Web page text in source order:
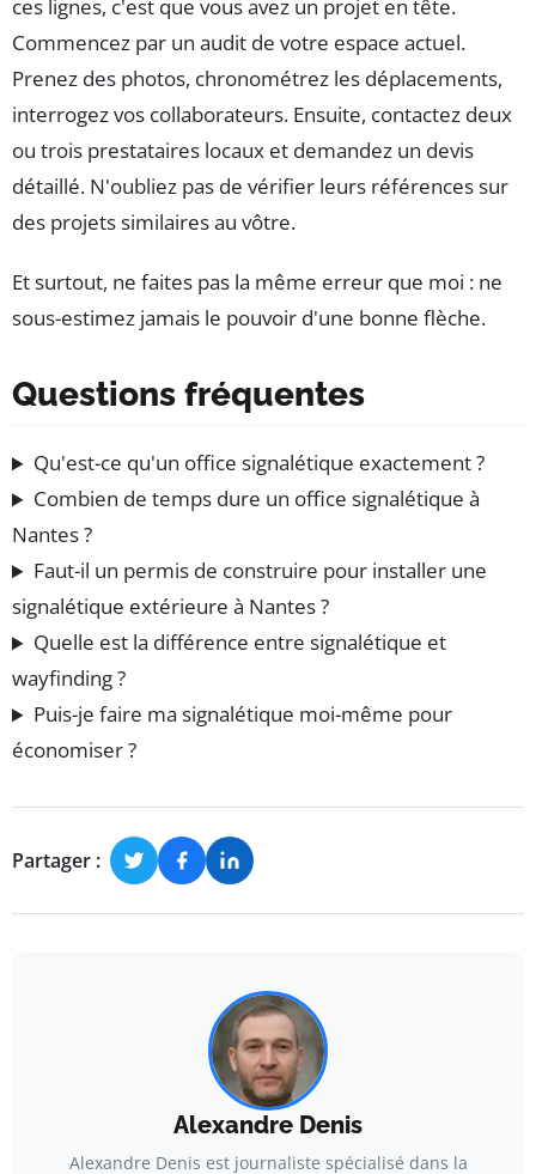
ces lignes, c'est que vous avez un projet en tête.
Commencez par un audit de votre espace actuel.
Prenez des photos, chronométrez les déplacements,
interrogez vos collaborateurs. Ensuite, contactez deux
ou trois prestataires locaux et demandez un devis
détaillé. N'oubliez pas de vérifier leurs références sur
des projets similaires au vôtre.
Et surtout, ne faites pas la même erreur que moi : ne
sous-estimez jamais le pouvoir d'une bonne flèche.
Questions fréquentes
Qu'est-ce qu'un office signalétique exactement ?
Combien de temps dure un office signalétique à
Nantes ?
Faut-il un permis de construire pour installer une
signalétique extérieure à Nantes ?
Quelle est la différence entre signalétique et
wayfinding ?
Puis-je faire ma signalétique moi-même pour
économiser ?
Partager :
Alexandre Denis
Alexandre Denis est journaliste spécialisé dans la